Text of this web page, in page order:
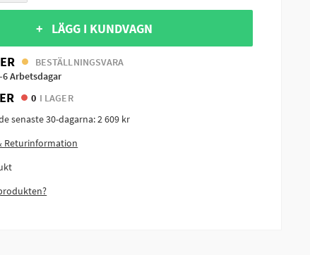
+ LÄGG I KUNDVAGN
BESTÄLLNINGSVARA
Arbetsdagar
0 I LAGER
senaste 30-dagarna:2 609 kr
Returinformation